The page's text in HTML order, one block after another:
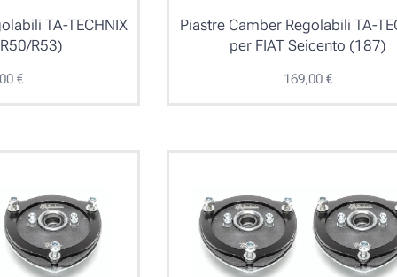
TA-TECHNIX
R53)
€
Piastre Camber Regolabili TA-
per FIAT Seicento (187)
169,00€